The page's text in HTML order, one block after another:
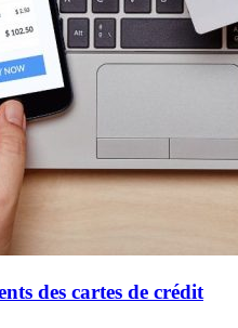
des cartes de crédit